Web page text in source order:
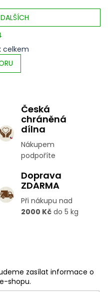
celkem
Česká
chráněná
dílna
Nákupem
podpoříte
Doprava
ZDARMA
Při nákupu nad
2000 Kč do 5 kg
zasílat informace o
shopu.